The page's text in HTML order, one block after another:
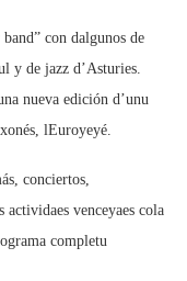
con dalgunos de
y de jazz d’Asturies.
nueva edición d’unu
lEuroyeyé.
conciertos,
actividaes venceyaes cola
completu